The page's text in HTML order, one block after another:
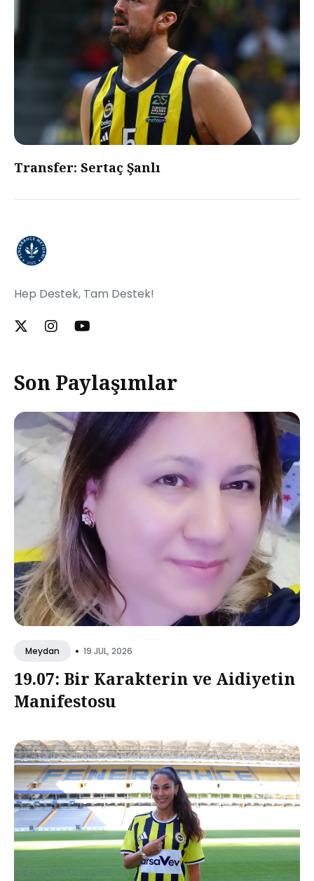
Transfer: Sertaç Şanlı
Hep Destek, Tam Destek!
Son Paylaşımlar
Meydan • 19 JUL, 2026
19.07: Bir Karakterin ve Aidiyetin
Manifestosu